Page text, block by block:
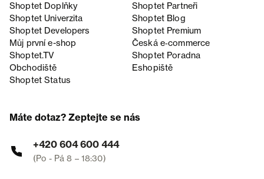
Shoptet Doplňky
Shoptet Partneři
Shoptet Univerzita
Shoptet Blog
Shoptet Developers
Shoptet Premium
Můj první e-shop
Česká e‑commerce
Shoptet.TV
Shoptet Poradna
Obchodiště
Eshopiště
Shoptet Status
Máte dotaz? Zeptejte se nás
+420 604 600 444
(Po - Pá 8 – 18:30)